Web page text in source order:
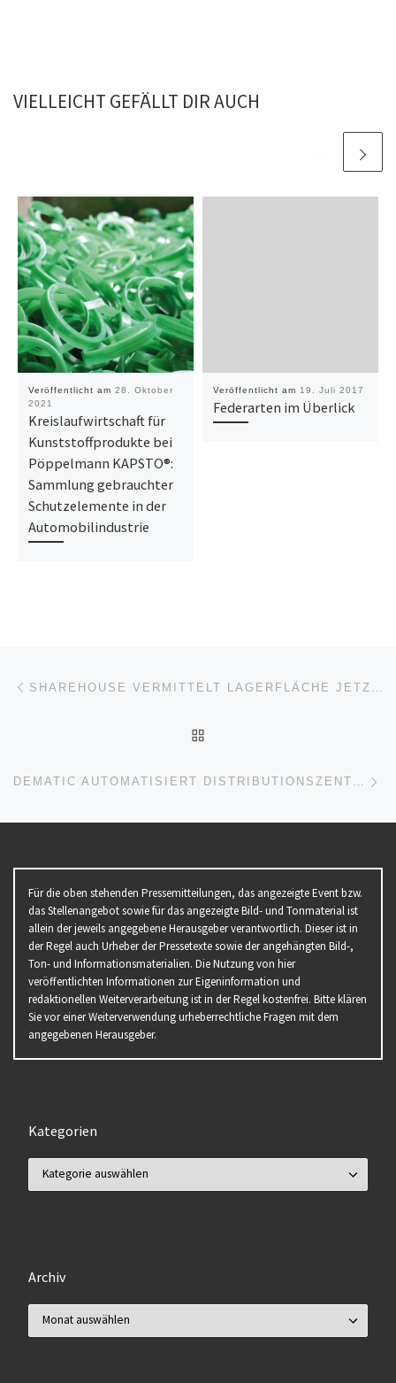
VIELLEICHT GEFÄLLT DIR AUCH
Veröffentlicht am 28. Oktober
2021
Kreislaufwirtschaft für
Kunststoffprodukte bei
Pöppelmann KAPSTO®:
Sammlung gebrauchter
Schutzelemente in der
Automobilindustrie
Veröffentlicht am 19. Juli 2017
Federarten im Überlick
Beitragsnavigation
DEMATIC AUTOMATISIERT DISTRIBUTIONSZENTRUM VON HARTMETALLPRODUZENT CERATIZIT
Für die oben stehenden Pressemitteilungen, das angezeigte Event bzw.
das Stellenangebot sowie für das angezeigte Bild- und Tonmaterial ist
allein der jeweils angegebene Herausgeber verantwortlich. Dieser ist in
der Regel auch Urheber der Pressetexte sowie der angehängten Bild-,
Ton- und Informationsmaterialien. Die Nutzung von hier
veröffentlichten Informationen zur Eigeninformation und
redaktionellen Weiterverarbeitung ist in der Regel kostenfrei. Bitte klären
Sie vor einer Weiterverwendung urheberrechtliche Fragen mit dem
angegebenen Herausgeber.
Kategorien
Archiv